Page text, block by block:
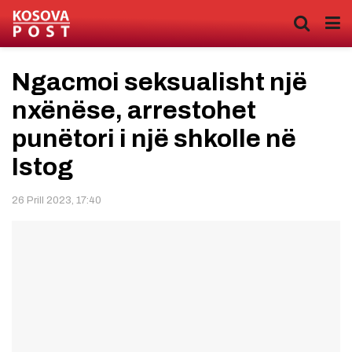
Ngacmoi seksualisht një
nxënëse, arrestohet
punëtori i një shkolle në
Istog
26 Prill 2023, 17:40